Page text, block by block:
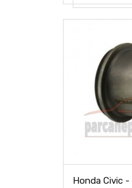
Honda Civic -